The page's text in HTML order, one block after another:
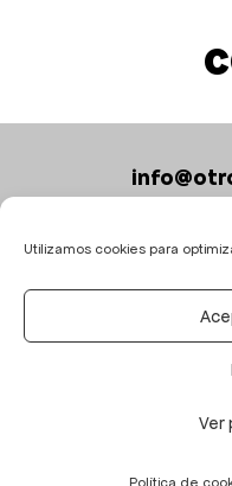
Utilizamos cookies para
Ver
Política de
+34
Pedir